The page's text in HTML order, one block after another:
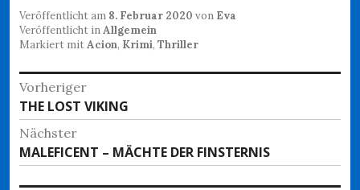
Veröffentlicht am 8. Februar 2020 von Eva
Veröffentlicht inAllgemein
Markiert mitAcion, Krimi, Thriller
Beitragsnavigation
Vorheriger
Vorheriger
Beitrag:
THE LOST VIKING
Nächster
Nächster
Beitrag:
MALEFICENT – MÄCHTE DER FINSTERNIS